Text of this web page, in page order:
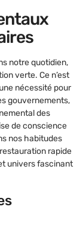
notre quotidien,
verte. Ce n’est
nécessité pour
gouvernements,
des
de conscience
nos habitudes
rapide
univers fascinant